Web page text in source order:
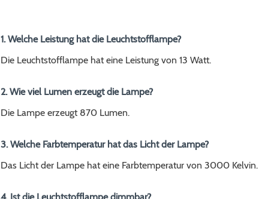
1. Welche Leistung hat die Leuchtstofflampe?
Die Leuchtstofflampe hat eine Leistung von 13 Watt.
2. Wie viel Lumen erzeugt die Lampe?
Die Lampe erzeugt 870 Lumen.
3. Welche Farbtemperatur hat das Licht der Lampe?
Das Licht der Lampe hat eine Farbtemperatur von 3000 Kelvin.